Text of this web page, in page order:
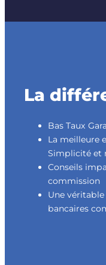
La
Bas Taux
La meilleure
Simplicité et
Conseils
commission
Une
bancaires